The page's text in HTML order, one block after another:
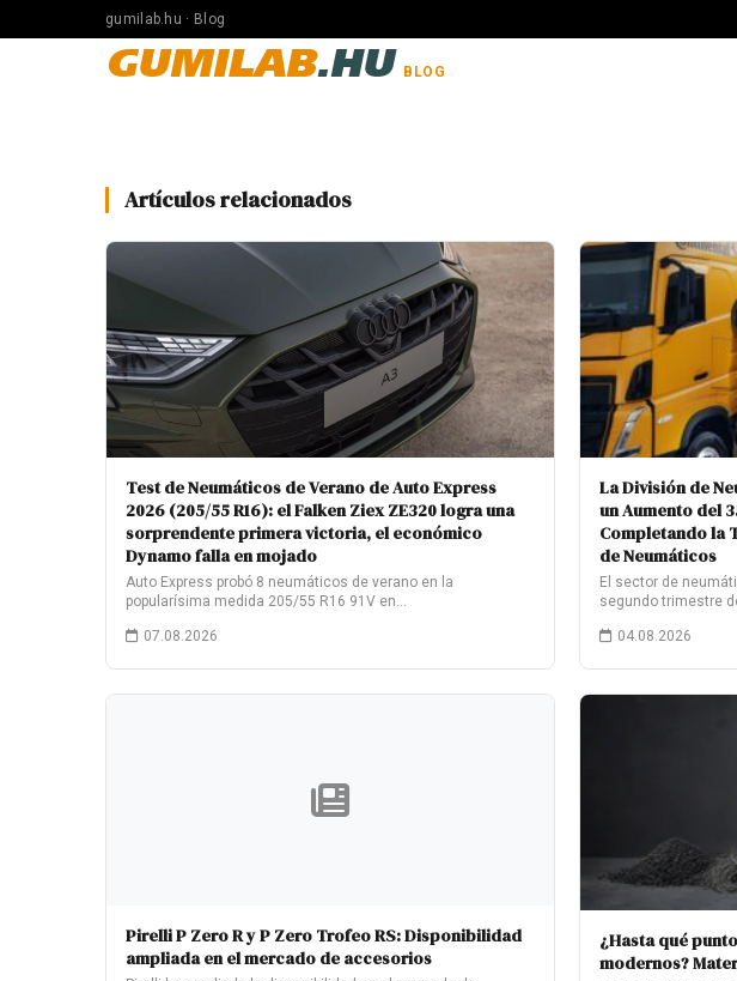
gumilab.hu · Blog
GUMILAB.HU BLOG
Artículos relacionados
Test de Neumáticos de Verano de Auto Express
2026 (205/55 R16): el Falken Ziex ZE320 logra una
sorprendente primera victoria, el económico
Dynamo falla en mojado
Auto Express probó 8 neumáticos de verano en la
popularísima medida 205/55 R16 91V en…
07.08.2026
La División de
un Aumento del
Completando la
de Neumáticos
El sector de
segundo trimestre
04.08.2026
Pirelli P Zero R y P Zero Trofeo RS: Disponibilidad
ampliada en el mercado de accesorios
¿Hasta qué
modernos?